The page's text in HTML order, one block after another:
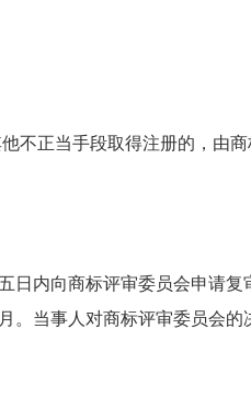
不正当手段取得注册的，由
内向商标评审委员会申请复
当事人对商标评审委员会的